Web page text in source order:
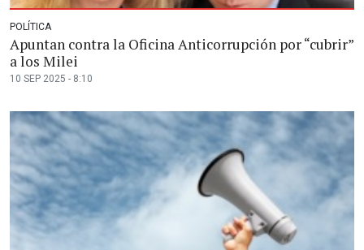
POLÍTICA
Apuntan contra la Oficina Anticorrupción por “cubrir”
a los Milei
10 SEP 2025 - 8:10